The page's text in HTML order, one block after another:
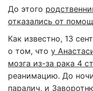
До этого
отказались от
Как известно, 13
о том, что у
мозга из-за рака 4
реанимацию. До
паралич, и